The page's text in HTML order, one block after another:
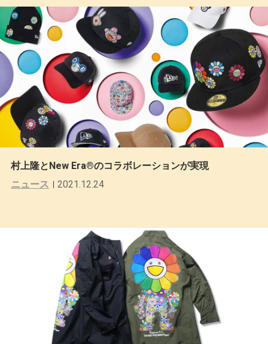
村上隆とNew Era®のコラボレーションが実現
ニュース
2021.12.24